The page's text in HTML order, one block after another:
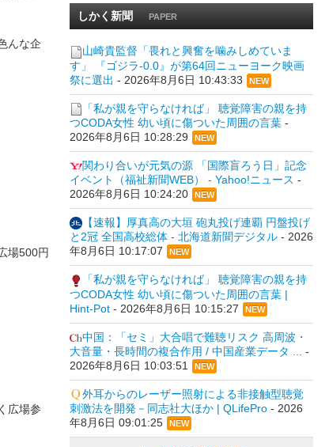
んな企
場500円
広場参
しかく新聞 PAPER
山崎貴監督「畏れと興奮を噛みしめていま
す」 『ゴジラ-0.0』が第64回ニューヨーク映画
祭に選出 - 2026年8月6日 10:43:33 NEW
「私が親を守らなければ」 聴覚障害の親を持
つCODA女性 幼い頃に傷ついた周囲の言葉-
2026年8月6日 10:28:29
NEW
関わり合いが元気の源 「国際盲ろう日」記念
イベント（福祉新聞WEB） - Yahoo!ニュース -
2026年8月6日 10:24:20
NEW
【速報】厚真高の大垣 砲丸投げ連覇 円盤投げ
と2冠 全国高校総体 - 北海道新聞デジタル- 2026
年8月6日 10:17:07
NEW
「私が親を守らなければ」 聴覚障害の親を持
つCODA女性 幼い頃に傷ついた周囲の言葉 |
Hint-Pot- 2026年8月6日 10:15:27 NEW
中国：「セミ」大合唱で難聴リスク 高周波・
大音量・長時間の複合作用 / 中国産業データ ...
-
2026年8月6日 10:03:51
NEW
外耳からのレーザー照射による非接触型聴覚
刺激法を開発－同志社大ほか | QLifePro- 2026
年8月6日 09:01:25
NEW